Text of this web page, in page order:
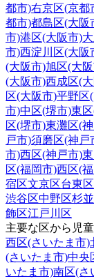
都市)右京区(京都
都市)都島区(大阪
市)港区(大阪市)
市)西淀川区(大阪
(大阪市)旭区(大
(大阪市)西成区(
区(大阪市)平野区
市)中区(堺市)東
区(堺市)東灘区(
戸市)須磨区(神戸
市)西区(神戸市)
区(福岡市)西区(
宿区文京区台東区
渋谷区中野区杉
飾区江戸川区
主要な区から児
西区(さいたま市)
(さいたま市)中央
いたま市)南区(さ